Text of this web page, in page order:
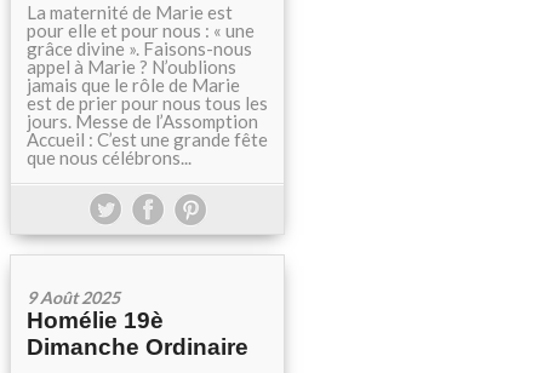
La maternité de Marie est
pour elle et pour nous : « une
grâce divine ». Faisons-nous
appel à Marie ? N’oublions
jamais que le rôle de Marie
est de prier pour nous tous les
jours. Messe de l’Assomption
Accueil : C’est une grande fête
que nous célébrons...
9 Août 2025
Homélie 19è
Dimanche Ordinaire